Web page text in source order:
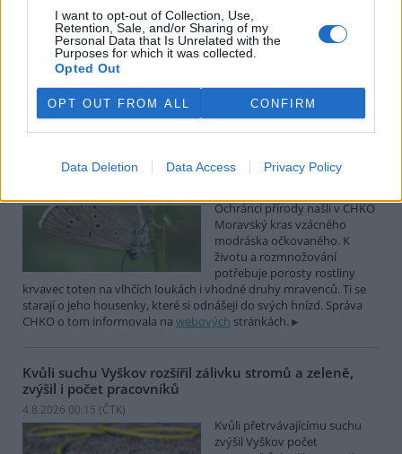
I want to opt-out of Collection, Use,
Retention, Sale, and/or Sharing of my
Personal Data that Is Unrelated with the
Purposes for which it was collected.
Opted Out
OPT OUT FROM ALL CONFIRM
Data Deletion Data Access Privacy Policy
zákon, podle kterého místním
farmářům hrozí až 20 let
vězení, pokud bez souhlasu
plantáž na jiný účel. Informovala o tom agentura AP; zákon nyní
čeká na podpis prezidenta Johna Mahamy.
modráska očkovaného
Ochránci přírody našli v CHKO
Moravský kras vzácného
modráska očkovaného. K
životu a rozmnožování
potřebuje porosty rostliny
krvavec toten na vlhčích loukách i vhodné druhy mravenců. Ti se
starají o jeho housenky, které si odnášejí do svých hnízd. Správa
CHKO o tom informovala na webových stránkách.
Kvůli suchu Vyškov rozšířil zálivku stromů a zeleně,
zvýšil i počet pracovníků
4.8.2026 00:15 (ČTK)
Kvůli přetrvávajícímu suchu
zvýšil Vyškov počet